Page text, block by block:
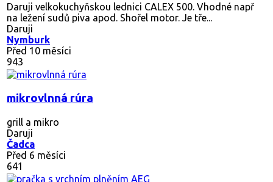
Daruji velkokuchyňskou lednici CALEX 500. Vhodné např
na ležení sudů piva apod. Shořel motor. Je tře...
Daruji
Nymburk
Před 10 měsíci
943
mikrovlnná rúra
grill a mikro
Daruji
Čadca
Před 6 měsíci
641